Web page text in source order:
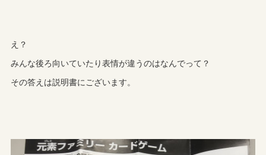
え？
みんな後ろ向いていたり表情が違うのはなんでって？
その答えは説明書にございます。